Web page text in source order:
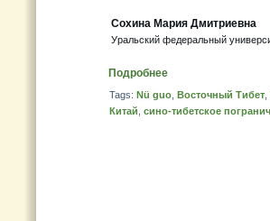
Сохина Мария Дмитриевна
Уральский федеральный
Подробнее
Tags: Nü guo Восточный Тибет
Китай сино-тибетское